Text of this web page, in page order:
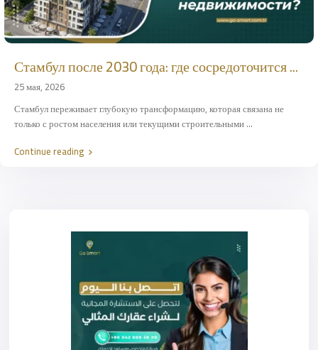
Стамбул после 2030 года: где сосредоточится ...
25 мая, 2026
Стамбул переживает глубокую трансформацию, которая связана не
только с ростом населения или текущими строительными...
Continue reading